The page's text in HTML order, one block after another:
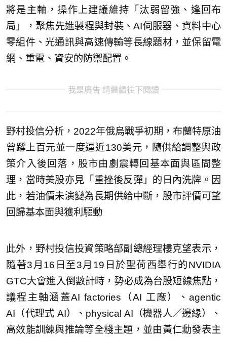
將是主軸，操作上建議維持「汰弱留強、逢回布
局」，聚焦先進製程與封裝、AI伺服器、資料中心
零組件、光通訊與高速傳輸等長線題材，並保留電
網、重電、資安的防禦配置。
我是廣告 請繼續往下閱讀
野村投信分析，2022年俄烏戰爭初期，布蘭特原油
曾躍上百元並一度逼近130美元，隨供給調整與政
策介入後回落，股市由劇震轉回基本面與區間整
理，當時美股亦見「重挫後反彈」的日內洗牌。因
此，若油價未演變為長期供給中斷，股市評價可望
回歸基本面與獲利驅動
此外，野村投信投資策略部副總經理樓克望表示，
隨著3月16日至3月19日於聖荷西舉行的NVIDIA
GTC大會進入倒數計時，勢必成為台股短線焦點，
議程主軸涵蓋AI factories（AI 工廠）、agentic
AI（代理式 AI）、physical AI（機器人／邊緣）、
高效能訓練與推論等全棧主題，並由黃仁勳發表主